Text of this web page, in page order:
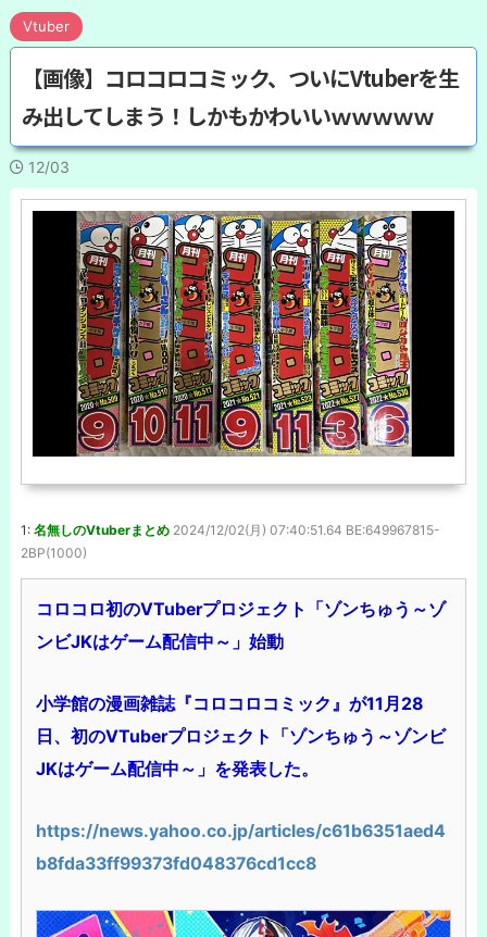
Vtuber
【画像】コロコロコミック、ついにVtuberを生
み出してしまう！しかもかわいいｗｗｗｗｗ
12/03
1: 名無しのVtuberまとめ 2024/12/02(月) 07:40:51.64 BE:649967815-
2BP(1000)
コロコロ初のVTuberプロジェクト「ゾンちゅう～ゾ
ンビJKはゲーム配信中～」始動
小学館の漫画雑誌『コロコロコミック』が11月28
日、初のVTuberプロジェクト「ゾンちゅう～ゾンビ
JKはゲーム配信中～」を発表した。
https://news.yahoo.co.jp/articles/c61b6351aed4
b8fda33ff99373fd048376cd1cc8